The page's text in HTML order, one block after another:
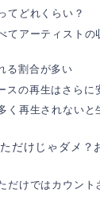
てどれくらい？
てアーティストの
る割合が多い
スの再生はさらに
く再生されないと
だけじゃダメ？
だけではカウント